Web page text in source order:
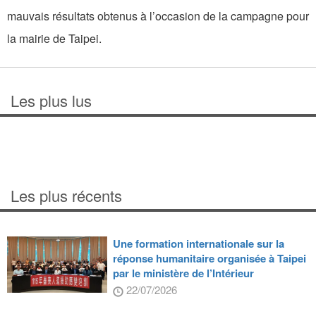
mauvais résultats obtenus à l’occasion de la campagne pour
la mairie de Taipei.
Les plus lus
Les plus récents
Une formation internationale sur la
réponse humanitaire organisée à Taipei
par le ministère de l’Intérieur
22/07/2026